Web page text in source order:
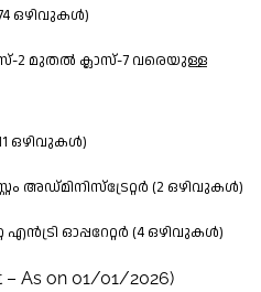
ഒഴിവുകൾ)
2 മുതൽ ക്ലാസ്-7 വരെയുള്ള
ഒഴിവുകൾ)
അഡ്മിനിസ്ട്രേറ്റർ (2 ഒഴിവുകൾ)
എൻട്രി ഓപ്പറേറ്റർ (4 ഒഴിവുകൾ)
– As on 01/01/2026)